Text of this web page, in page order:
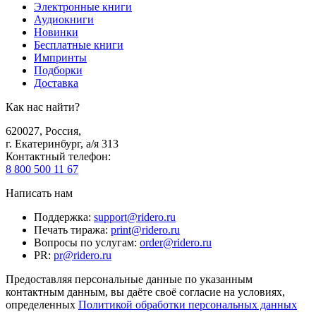
Электронные книги
Аудиокниги
Новинки
Бесплатные книги
Импринты
Подборки
Доставка
Как нас найти?
620027, Россия,
г. Екатеринбург, а/я 313
Контактный телефон:
8 800 500 11 67
Написать нам
Поддержка: support@ridero.ru
Печать тиража: print@ridero.ru
Вопросы по услугам: order@ridero.ru
PR: pr@ridero.ru
Предоставляя персональные данные по указанным
контактным данным, вы даёте своё согласие на условиях,
определенных Политикой обработки персональных данных